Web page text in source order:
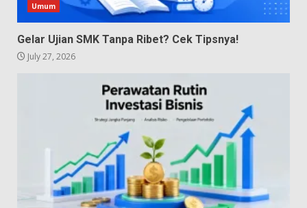
Umum
Gelar Ujian SMK Tanpa Ribet? Cek Tipsnya!
July 27, 2026